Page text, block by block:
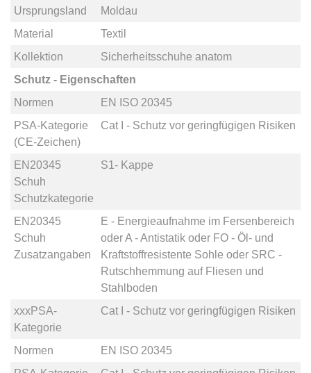
Ursprungsland
Moldau
Material
Textil
Kollektion
Sicherheitsschuhe anatom
Schutz - Eigenschaften
Normen
EN ISO 20345
PSA-Kategorie
(CE-Zeichen)
Cat I - Schutz vor geringfügigen Risiken
EN20345
Schuh
Schutzkategorie
S1- Kappe
EN20345
Schuh
Zusatzangaben
E - Energieaufnahme im Fersenbereich
oderA - Antistatikoder FO - Öl- und
Kraftstoffresistente Sohle oder SRC -
Rutschhemmung auf Fliesen und
Stahlboden
xxxPSA-
Kategorie
Cat I - Schutz vor geringfügigen Risiken
Normen
EN ISO 20345